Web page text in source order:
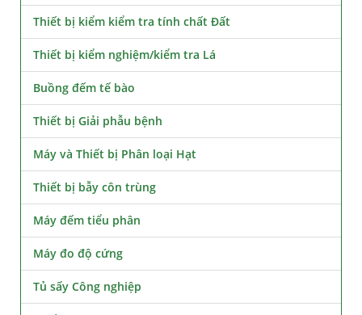
Thiết bị kiểm kiểm tra tính chất Đất
Thiết bị kiểm nghiệm/kiểm tra Lá
Buồng đếm tế bào
Thiết bị Giải phẫu bệnh
Máy và Thiết bị Phân loại Hạt
Thiết bị bẫy côn trùng
Máy đếm tiểu phân
Máy đo độ cứng
Tủ sấy Công nghiệp